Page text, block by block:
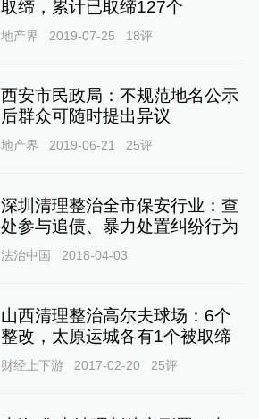
取缔，累计已取缔127个
地产界 2019-07-25 18评
西安市民政局：不规范地名公示
后群众可随时提出异议
地产界 2019-06-21 25评
深圳清理整治全市保安行业：查
处参与追债、暴力处置纠纷行为
法治中国 2018-04-03
山西清理整治高尔夫球场：6个
整改，太原运城各有1个被取缔
财经上下游 2017-02-20 25评